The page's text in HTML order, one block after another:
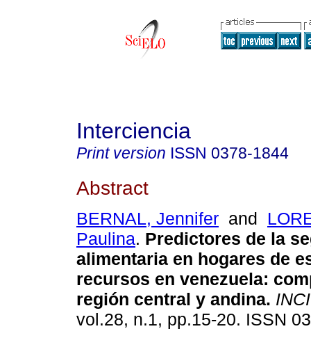
Interciencia
Print version ISSN 0378-1844
Abstract
BERNAL, Jennifer and
Paulina. Predictores de la
alimentaria en hogares de
recursos en venezuela:
región central y andina. INCI
vol.28, n.1, pp.15-20. ISSN